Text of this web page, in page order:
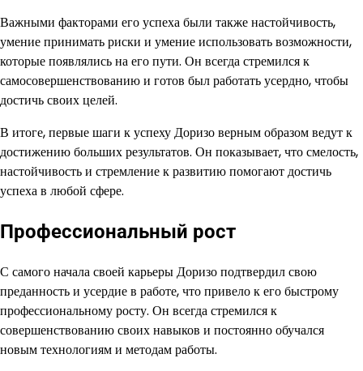
Важными факторами его успеха были также настойчивость,
умение принимать риски и умение использовать возможности,
которые появлялись на его пути. Он всегда стремился к
самосовершенствованию и готов был работать усердно, чтобы
достичь своих целей.
В итоге, первые шаги к успеху Доризо верным образом ведут к
достижению больших результатов. Он показывает, что смелость,
настойчивость и стремление к развитию помогают достичь
успеха в любой сфере.
Профессиональный рост
С самого начала своей карьеры Доризо подтвердил свою
преданность и усердие в работе, что привело к его быстрому
профессиональному росту. Он всегда стремился к
совершенствованию своих навыков и постоянно обучался
новым технологиям и методам работы.